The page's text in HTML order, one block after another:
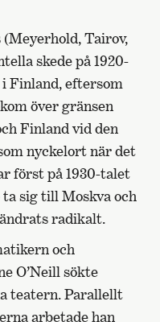
Tairov,
skede på 1920-
Finland, eftersom
över gränsen
Finland vid den
nyckelort när det
först på 1930-talet
sig till Moskva och
radikalt.
och
O’Neill sökte
teatern. Parallellt
arbetade han